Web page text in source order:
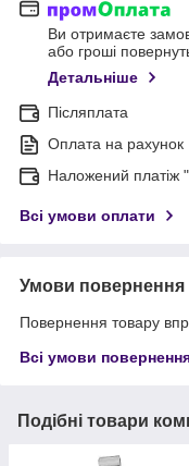
Ви отримаєте
або гроші
Детальніше
Післяплата
Оплата на рахунок
Наложений платіж
Всі умови оплати
Умови повернення
Повернення товару
Всі умови
Подібні товари